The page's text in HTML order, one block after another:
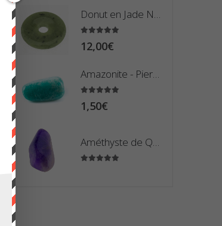
32,00€
Donut en Jade Néphrite du Canada
5.00sur 5
12,00€
Amazonite - Pierre Roulée
5.00sur 5
1,50€
Améthyste de Qualité Extra - Pierre Roulée